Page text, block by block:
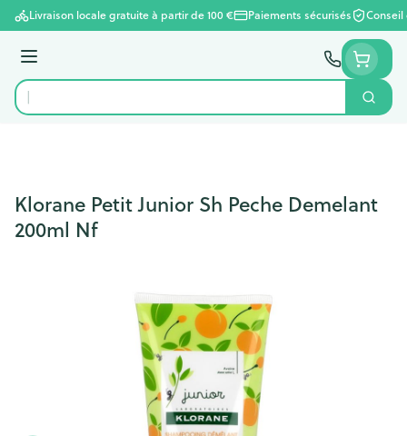
Aller au contenu
Livraison locale gratuite à partir de 100 € Paiements sécurisés
Menu
Rechercher
Klorane Petit Junior Sh Peche Demelant
200ml Nf